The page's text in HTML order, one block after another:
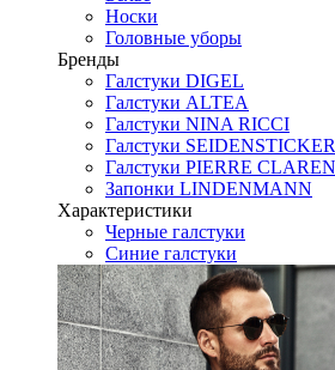
Носки
Головные уборы
Бренды
Галстуки DIGEL
Галстуки ALTEA
Галстуки NINA RICCI
Галстуки SEIDENSTICKER
Галстуки PIERRE
Запонки LINDENMANN
Характеристики
Черные галстуки
Синие галстуки